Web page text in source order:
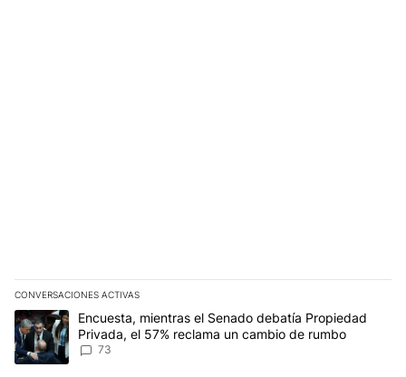
CONVERSACIONES ACTIVAS
Este listado muestra los artículos con más comentarios en los
Un artículo de tendencia con el título "Encuesta, mientras el
Encuesta, mientras el Senado debatía Propiedad
Privada, el 57% reclama un cambio de rumbo
73